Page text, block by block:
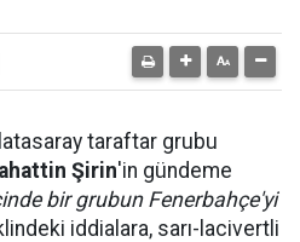
taraftar grubu
Şirin'in gündeme
bir grubun Fenerbahçe'yi
iddialara, sarı-lacivertli